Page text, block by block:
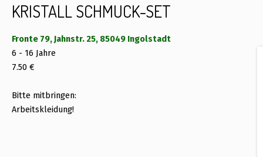
KRISTALL SCHMUCK-SET
Fronte 79, Jahnstr. 25, 85049 Ingolstadt
6 - 16 Jahre
7.50 €
Bitte mitbringen:
Arbeitskleidung!